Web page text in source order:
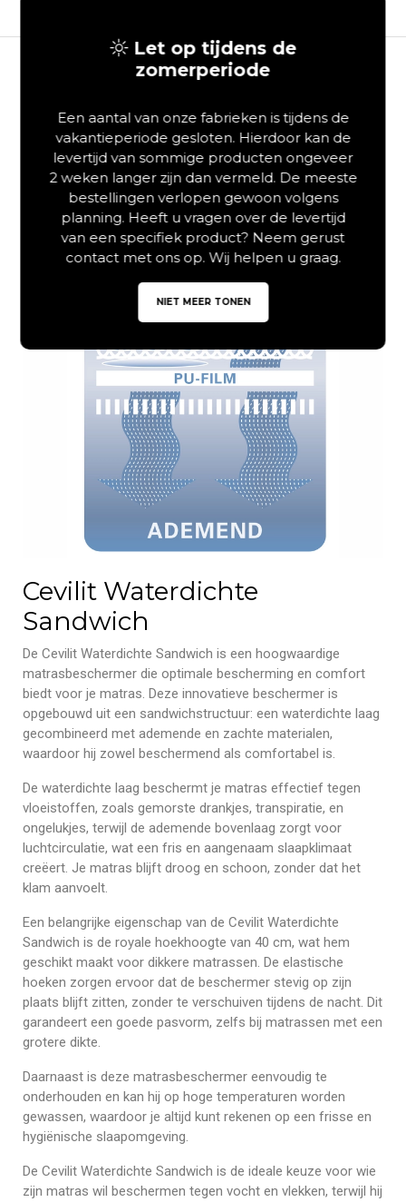
Aanvullende informatie
Cevilit Waterdichte
Sandwich
De Cevilit Waterdichte Sandwich is een hoogwaardige
matrasbeschermer die optimale bescherming en comfort
biedt voor je matras. Deze innovatieve beschermer is
opgebouwd uit een sandwichstructuur: een waterdichte laag
gecombineerd met ademende en zachte materialen,
waardoor hij zowel beschermend als comfortabel is.
De waterdichte laag beschermt je matras effectief tegen
vloeistoffen, zoals gemorste drankjes, transpiratie, en
ongelukjes, terwijl de ademende bovenlaag zorgt voor
luchtcirculatie, wat een fris en aangenaam slaapklimaat
creëert. Je matras blijft droog en schoon, zonder dat het
klam aanvoelt.
Een belangrijke eigenschap van de Cevilit Waterdichte
Sandwich is de royale hoekhoogte van 40 cm, wat hem
geschikt maakt voor dikkere matrassen. De elastische
hoeken zorgen ervoor dat de beschermer stevig op zijn
plaats blijft zitten, zonder te verschuiven tijdens de nacht. Dit
garandeert een goede pasvorm, zelfs bij matrassen met een
grotere dikte.
Daarnaast is deze matrasbeschermer eenvoudig te
onderhouden en kan hij op hoge temperaturen worden
gewassen, waardoor je altijd kunt rekenen op een frisse en
hygiënische slaapomgeving.
De Cevilit Waterdichte Sandwich is de ideale keuze voor wie
zijn matras wil beschermen tegen vocht en vlekken, terwijl hij
Let op tijdens de
zomerperiode
Een aantal van onze fabrieken is tijdens de
vakantieperiode gesloten. Hierdoor kan de
levertijd van sommige producten ongeveer
2 weken langer zijn dan vermeld. De meeste
bestellingen verlopen gewoon volgens
planning. Heeft u vragen over de levertijd
van een specifiek product? Neem gerust
contact met ons op. Wij helpen u graag.
NIET MEER TONEN